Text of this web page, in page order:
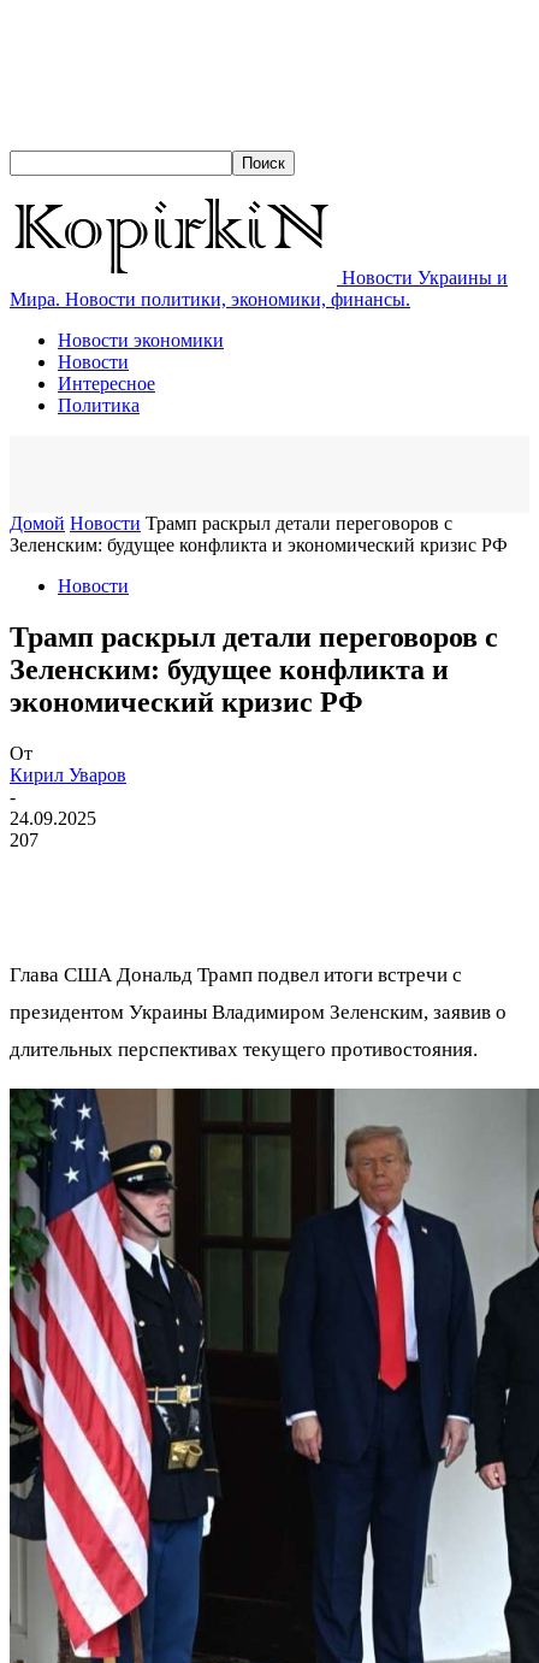
Новости Украины и
Мира. Новости политики, экономики, финансы.
Новости экономики
Новости
Интересное
Политика
Домой Новости Трамп раскрыл детали переговоров с
Зеленским: будущее конфликта и экономический кризис РФ
Новости
Трамп раскрыл детали переговоров с
Зеленским: будущее конфликта и
экономический кризис РФ
От
Кирил Уваров
-
24.09.2025
207
​Глава США Дональд Трамп подвел итоги встречи с
президентом Украины Владимиром Зеленским, заявив о
длительных перспективах текущего противостояния.